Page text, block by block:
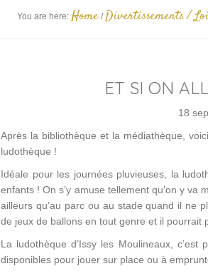
You are here: Home / Divertissements /
ET SI ON
18
Après la bibliothèque et la médiathèque,
ludothèque !
Idéale pour les journées pluvieuses, la
enfants ! On s’y amuse tellement qu’on y va
ailleurs qu’au parc ou au stade quand il ne
de jeux de ballons en tout genre et il pourrait
La ludothèque d’Issy les Moulineaux, c’est
disponibles pour jouer sur place ou à